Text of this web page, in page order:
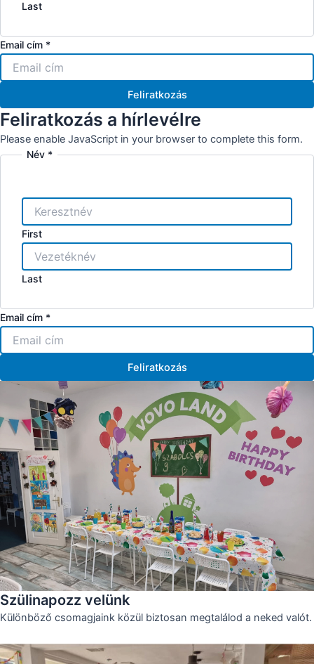
Last
Email cím *
Feliratkozás
Feliratkozás a hírlevélre
Please enable JavaScript in your browser to complete this form.
Név *
First
Last
Email cím *
Feliratkozás
Szülinapozz velünk
Különböző csomagjaink közül biztosan megtalálod a neked valót.